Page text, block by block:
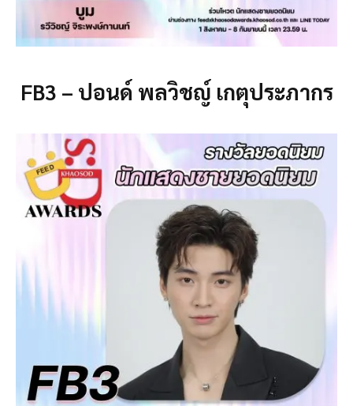
FB3 – ปอนด์ พลวิชญ์ เกตุประภากร